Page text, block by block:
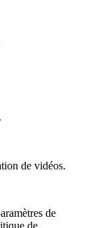
de vidéos.
de